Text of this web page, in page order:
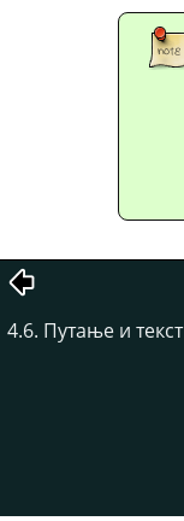
4.6. Путање и текст